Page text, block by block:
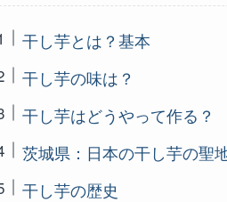
干し芋とは？基本
干し芋の味は？
干し芋はどうやって作る？
茨城県：日本の干し芋の聖
干し芋の歴史